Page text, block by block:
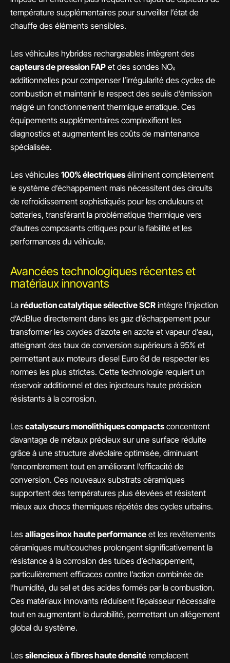
température supplémentaires pour surveiller l’état de
chauffe des éléments sensibles.
Les véhicules hybrides rechargeables intègrent des
capteurs de pression FAP et des sondes NOₓ
additionnelles pour compenser l’irrégularité des cycles de
combustion et maintenir le respect des seuils d’émission
malgré un fonctionnement thermique erratique. Ces
équipements supplémentaires complexifient les
diagnostics et augmentent les coûts de maintenance
spécialisée.
Les véhicules 100% électriqueséliminent complètement
le système d’échappement mais nécessitent des circuits
de refroidissement sophistiqués pour les onduleurs et
batteries, transférant la problématique thermique vers
d’autres composants critiques pour la fiabilité et les
performances du véhicule.
Avancées technologiques récentes et
matériaux innovants
La réduction catalytique sélective SCR intègre l’injection
d’AdBlue directement dans les gaz d’échappement pour
transformer les oxydes d’azote en azote et vapeur d’eau,
atteignant des taux de conversion supérieurs à 95% et
permettant aux moteurs diesel Euro 6d de respecter les
normes les plus strictes. Cette technologie requiert un
réservoir additionnel et des injecteurs haute précision
résistants à la corrosion.
Les catalyseurs monolithiques compactsconcentrent
davantage de métaux précieux sur une surface réduite
grâce à une structure alvéolaire optimisée, diminuant
l’encombrement tout en améliorant l’efficacité de
conversion. Ces nouveaux substrats céramiques
supportent des températures plus élevées et résistent
mieux aux chocs thermiques répétés des cycles urbains.
Les alliages inox haute performance et les revêtements
céramiques multicouches prolongent significativement la
résistance à la corrosion des tubes d’échappement,
particulièrement efficaces contre l’action combinée de
l’humidité, du sel et des acides formés par la combustion.
Ces matériaux innovants réduisent l’épaisseur nécessaire
tout en augmentant la durabilité, permettant un allégement
global du système.
Les silencieux à fibres haute densité remplacent